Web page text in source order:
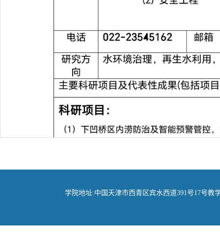
学院地址:中国天津市西青区宾水西道391号17号教